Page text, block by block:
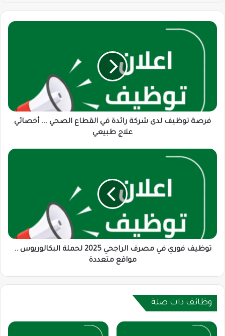
فرصة
توظيف
...
أخصائي
فرصة توظيف لدى شركة رائدة في القطاع الصحي ... أخصائي
علاج طبيعي
توظيف
..
مواقع
توظيف فوري في مصرف الراجحي 2025 لحملة البكالوريوس ..
مواقع متعددة
وظائف ذات صلة